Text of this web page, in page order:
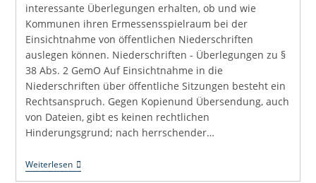
interessante Überlegungen erhalten, ob und wie
Kommunen ihren Ermessensspielraum bei der
Einsichtnahme von öffentlichen Niederschriften
auslegen können. Niederschriften - Überlegungen zu §
38 Abs. 2 GemO Auf Einsichtnahme in die
Niederschriften über öffentliche Sitzungen besteht ein
Rechtsanspruch. Gegen Kopienund Übersendung, auch
von Dateien, gibt es keinen rechtlichen
Hinderungsgrund; nach herrschender…
WeiterlesenWas
Bedeutet